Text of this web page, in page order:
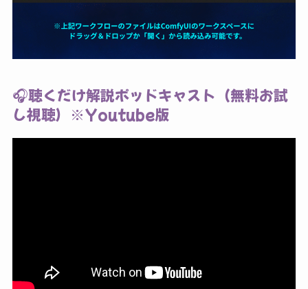
🎧聴くだけ解説ポッドキャスト（無料お試
し視聴）※Youtube版